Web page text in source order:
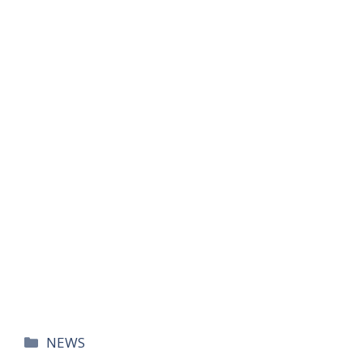
카
NEWS